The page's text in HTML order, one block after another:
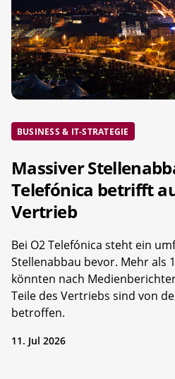
BUSINESS & IT-STRATEGIE
Massiver
Telefónica betrifft
Vertrieb
Bei O2 Telefónica steht ein
Stellenabbau bevor. Mehr als
könnten nach
Teile des Vertriebs sind von
betroffen.
11. Jul 2026